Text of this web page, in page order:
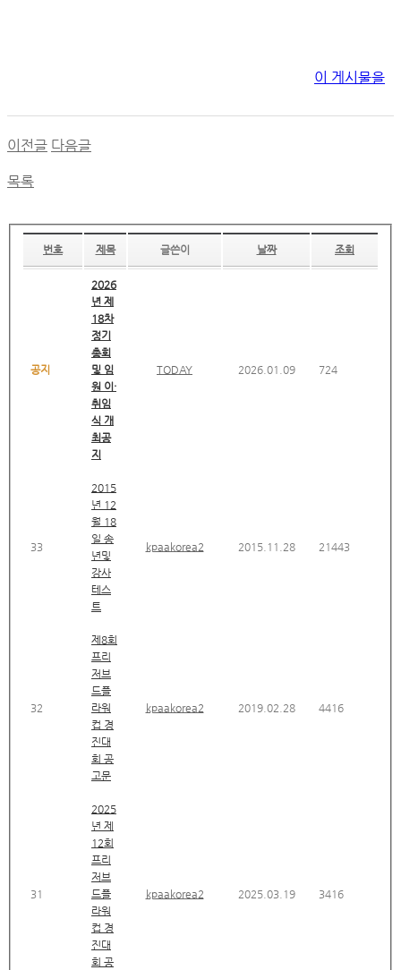
이 게시물을
이전글 다음글
목록
번호 제목 글쓴이 날짜 조회
공지
2026
년 제
18차
정기
총회
및 임
원 이·
취임
식 개
최공
지
TODAY 2026.01.09 724
33
2015
년 12
월 18
일 송
년및
강사
테스
트
kpaakorea2 2015.11.28 21443
32
제8회
프리
저브
드플
라워
컵 경
진대
회 공
고문
kpaakorea2 2019.02.28 4416
31
2025
년 제
12회
프리
저브
드플
라워
컵 경
진대
회 공
kpaakorea2 2025.03.19 3416